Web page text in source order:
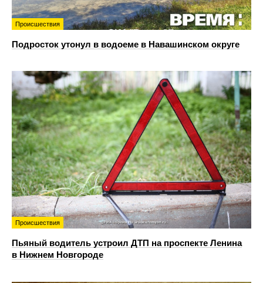
Происшествия
Подросток утонул в водоеме в Навашинском округе
Происшествия
Пьяный водитель устроил ДТП на проспекте Ленина
в Нижнем Новгороде